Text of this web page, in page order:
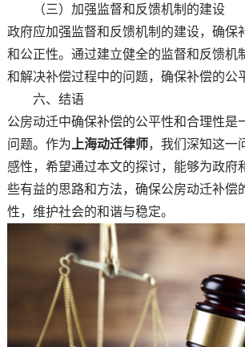
（三）加强监督和反馈机制的建设
政府应加强监督和反馈机制的建设，确保
和公正性。通过建立健全的监督和反馈机
和解决补偿过程中的问题，确保补偿的公
六、结语
公房动迁中确保补偿的公平性和合理性是
问题。作为 上海动迁律师，我们深知这一
感性，希望通过本文的探讨，能够为政府
些有益的思路和方法，确保公房动迁补偿
性，维护社会的和谐与稳定。